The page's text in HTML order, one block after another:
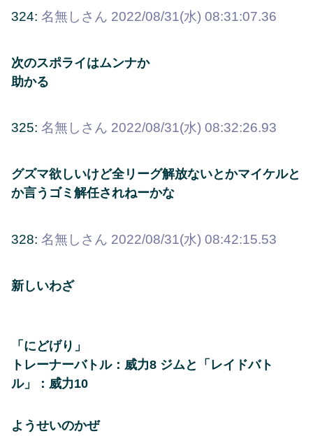
324: 名無しさん 2022/08/31(水) 08:31:07.36
次のスポライはムンナか
助かる
325: 名無しさん 2022/08/31(水) 08:32:26.93
グズマ欲しいけど全リーグ解放ないとかマイケルと
か言うゴミ解任されねーかな
328: 名無しさん 2022/08/31(水) 08:42:15.53
新しいわざ
「にどげり」
トレーナーバトル：威力8 ジムと「レイドバト
ル」：威力10
ようせいのかぜ